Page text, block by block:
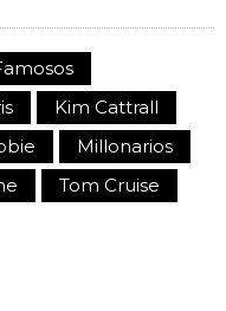
Kim Cattrall
Millonarios
Tom Cruise